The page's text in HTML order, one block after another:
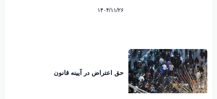
۱۴۰۴/۱۱/۲۶
حق اعتراض در آیینه قانون